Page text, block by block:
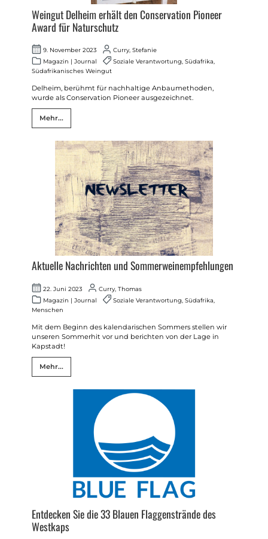
Weingut Delheim erhält den Conservation Pioneer
Award für Naturschutz
9. November 2023
Curry, Stefanie
Magazin
Journal Soziale Verantwortung,Südafrika,
Südafrikanisches Weingut
Delheim, berühmt für nachhaltige Anbaumethoden,
wurde als Conservation Pioneer ausgezeichnet.
Mehr...
Aktuelle Nachrichten und Sommerweinempfehlungen
22. Juni 2023
Curry, Thomas
Magazin | Journal Soziale Verantwortung,Südafrika,
Menschen
Mit dem Beginn des kalendarischen Sommers stellen wir
unseren Sommerhit vor und berichten von der Lage in
Kapstadt!
Mehr...
Entdecken Sie die 33 Blauen Flaggenstrände des
Westkaps